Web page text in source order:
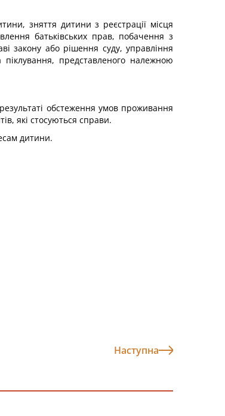
зняття дитини з реєстрації місця
батьківських прав, побачення з
закону або рішення суду, управління
представленого належною
обстеження умов проживання
які стосуються справи.
дитини.
Наступна